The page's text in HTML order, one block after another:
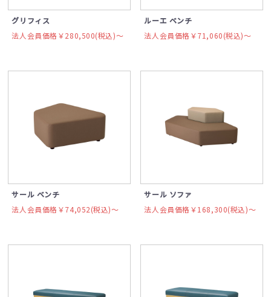
グリフィス
法人会員価格￥280,500(税込)〜
ルーエ ベンチ
法人会員価格￥71,060(税込)〜
サール ベンチ
法人会員価格￥74,052(税込)〜
サール ソファ
法人会員価格￥168,300(税込)〜